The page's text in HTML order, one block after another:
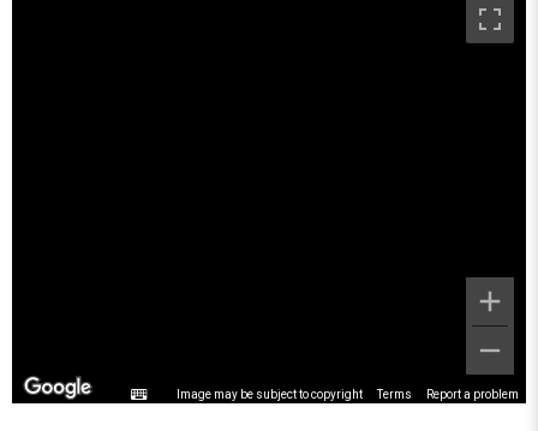
Image may be subject to copyright Terms Report a problem